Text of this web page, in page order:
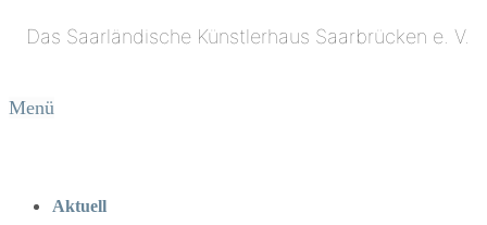
Menü
Aktuell